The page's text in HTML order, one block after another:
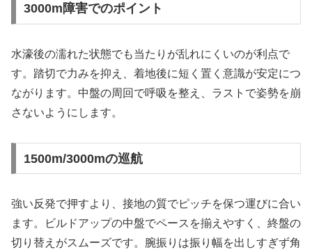
3000m障害でのポイント
水濠後の濡れた状態でも当たりが乱れにくいのが利点で
す。踏切で力みを抑え、着地後に短く置く意識が安定につ
ながります。中盤の周回で呼吸を整え、ラストで姿勢を崩
さないようにします。
1500m/3000mの巡航
強い反発で押すより、接地の質でピッチを保つ運びに合い
ます。ビルドアップの中盤でペースを揃えやすく、終盤の
切り替えがスムーズです。腕振りは振り幅を出しすぎず角